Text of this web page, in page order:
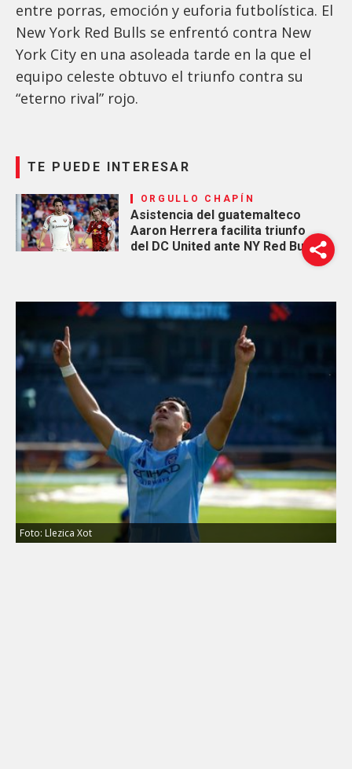
entre porras, emoción y euforia futbolística. El
New York Red Bulls se enfrentó contra New
York City en una asoleada tarde en la que el
equipo celeste obtuvo el triunfo contra su
“eterno rival” rojo.
TE PUEDE INTERESAR
ORGULLO CHAPÍN
Asistencia del guatemalteco
Aaron Herrera facilita triunfo
del DC United ante NY Red Bulls
Foto: Llezica Xot